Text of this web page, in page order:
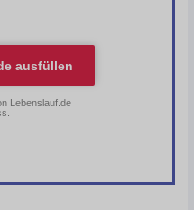
ausfüllen
Lebenslauf.de